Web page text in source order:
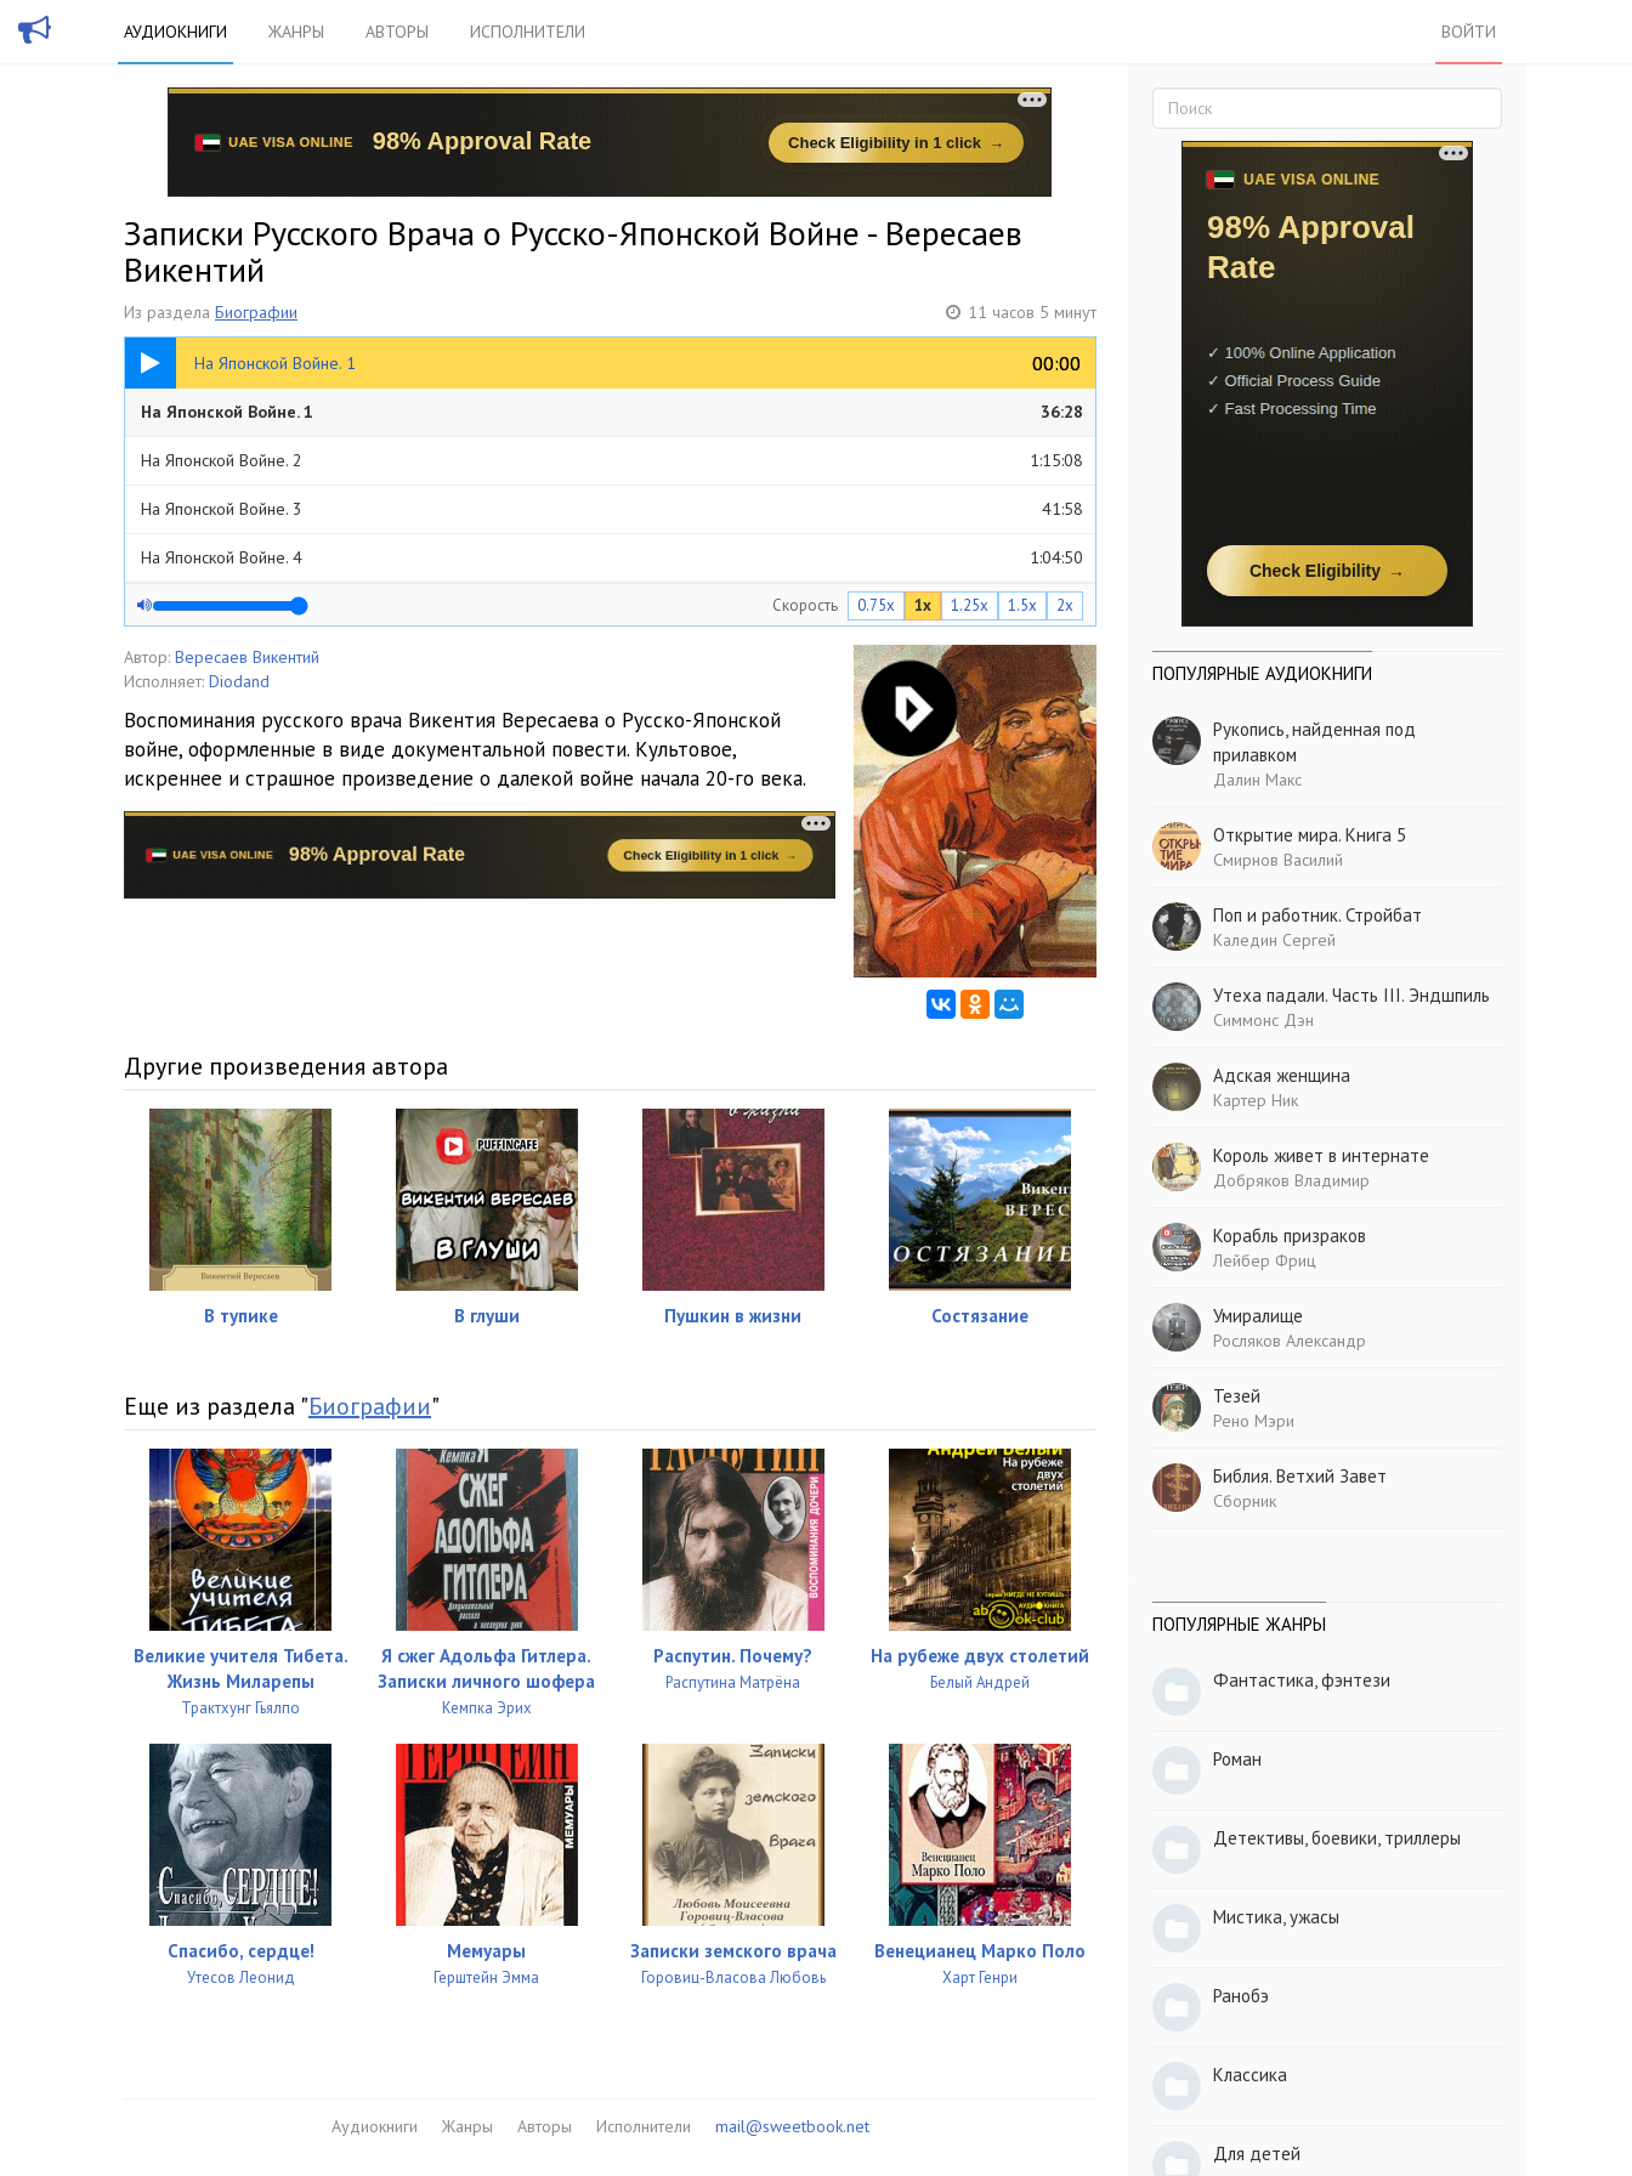
АУДИОКНИГИ ЖАНРЫ АВТОРЫ ИСПОЛНИТЕЛИ ВОЙТИ
Записки Русского Врача о Русско-Японской Войне - Вересаев
Викентий
Из раздела Биографии 11 часов 5 минут
На Японской Войне. 1 00:00
00:00
36:28
На Японской Войне. 1 36:28
На Японской Войне. 2 1:15:08
На Японской Войне. 3 41:58
На Японской Войне. 4 1:04:50
На Японской Войне. 5 1:17:08
На Японской Войне. 6 39:05
1:32:31
На Японской Войне.8 57:18
47:07
На Японской Войне10 33:24
На Японской Войне11 44:51
56:01
Скорость 0.75x 1x 1.25x 1.5x 2x
Автор: Вересаев Викентий
Исполняет: Diodand
Воспоминания русского врача Викентия Вересаева о Русско-Японской
войне, оформленные в виде документальной повести. Культовое,
искреннее и страшное произведение о далекой войне начала 20-го века.
Другие произведения автора
В тупике В глуши Пушкин в жизни Состязание
Еще из раздела "Биографии"
Великие учителя Тибета.
Жизнь Миларепы
Трактхунг Гьялпо
Я сжег Адольфа Гитлера.
Записки личного шофера
Кемпка Эрих
Распутин. Почему?
Распутина Матрёна
На рубеже двух столетий
Белый Андрей
Спасибо, сердце!
Утесов Леонид
Мемуары
Герштейн Эмма
Записки земского врача
Горовиц-Власова Любовь
Венецианец Марко Поло
Харт Генри
Аудиокниги Жанры Авторы Исполнители mail@sweetbook.net
ПОПУЛЯРНЫЕ АУДИОКНИГИ
Рукопись, найденная под
прилавком
Далин Макс
Открытие мира. Книга 5
Смирнов Василий
Поп и работник. Стройбат
Каледин Сергей
Утеха падали. Часть III. Эндшпиль
Симмонс Дэн
Адская женщина
Картер Ник
Король живет в интернате
Добряков Владимир
Корабль призраков
Лейбер Фриц
Умиралище
Росляков Александр
Тезей
Рено Мэри
Библия. Ветхий Завет
Сборник
ПОПУЛЯРНЫЕ ЖАНРЫ
Фантастика, фэнтези
Роман
Детективы, боевики, триллеры
Мистика, ужасы
Ранобэ
Классика
Для детей